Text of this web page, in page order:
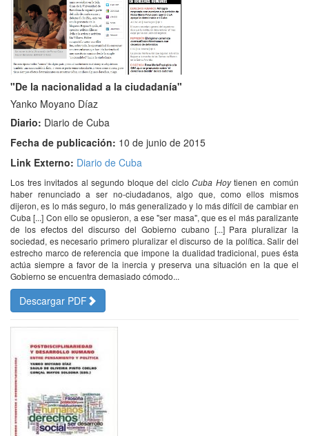
"De la nacionalidad a la ciudadanía"
Yanko Moyano Díaz
Diario: Diario de Cuba
Fecha de publicación: 10 de junio de 2015
Link Externo: Diario de Cuba
Los tres invitados al segundo bloque del ciclo Cuba Hoytienen en común
haber renunciado a ser no-ciudadanos, algo que, como ellos mismos
dijeron, es lo más seguro, lo más generalizado y lo más difícil de cambiar en
Cuba [...] Con ello se opusieron, a ese "ser masa", que es el más paralizante
de los efectos del discurso del Gobierno cubano [...] Para pluralizar la
sociedad, es necesario primero pluralizar el discurso de la política. Salir del
estrecho marco de referencia que impone la dualidad tradicional, pues ésta
actúa siempre a favor de la inercia y preserva una situación en la que el
Gobierno se encuentra demasiado cómodo...
Descargar PDF